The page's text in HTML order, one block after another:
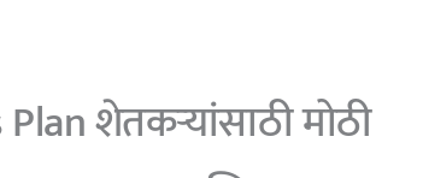
शेतकऱ्यांसाठी मोठी